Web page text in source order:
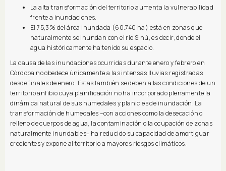
La alta transformación del territorio aumenta la vulnerabilidad
frente a inundaciones.
El 75,3% del área inundada (60.740 ha) está en zonas que
naturalmente se inundan con el río Sinú, es decir, donde el
agua históricamente ha tenido su espacio.
La causa de las inundaciones ocurridas durante enero y febrero en
Córdoba no obedece únicamente a las intensas lluvias registradas
desde finales de enero. Estas también se deben a las condiciones de un
territorio anfibio cuya planificación no ha incorporado plenamente la
dinámica natural de sus humedales y planicies de inundación. La
transformación de humedales –con acciones como la desecación o
relleno de cuerpos de agua, la contaminación o la ocupación de zonas
naturalmente inundables– ha reducido su capacidad de amortiguar
crecientes y expone al territorio a mayores riesgos climáticos.